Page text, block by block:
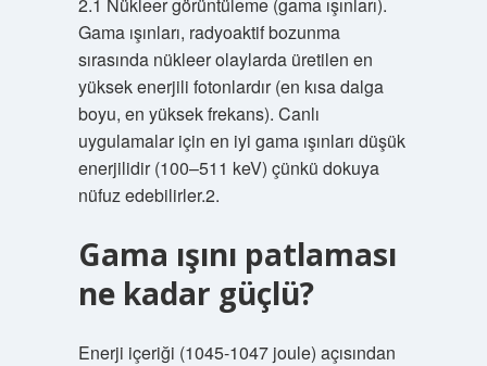
Gama ışınları, radyoaktif bozunma
sırasında nükleer olaylarda üretilen en
yüksek enerjili fotonlardır (en kısa dalga
boyu, en yüksek frekans). Canlı
uygulamalar için en iyi gama ışınları düşük
enerjilidir (100–511 keV) çünkü dokuya
nüfuz edebilirler.2.
Gama ışını patlaması
ne kadar güçlü?
Enerji içeriği (1045-1047 joule) açısından